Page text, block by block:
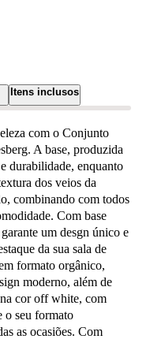
Itens inclusos
com o Conjunto
A base, produzida
durabilidade, enquanto
dos veios da
combinando com todos
Com base
um desgn único e
da sua sala de
formato orgânico,
moderno, além de
cor off white, com
o seu formato
as ocasiões. Com